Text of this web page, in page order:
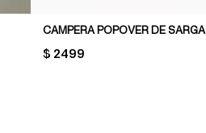
CAMPERA POPOVER DE SARGA
PRICE:
$ 2499